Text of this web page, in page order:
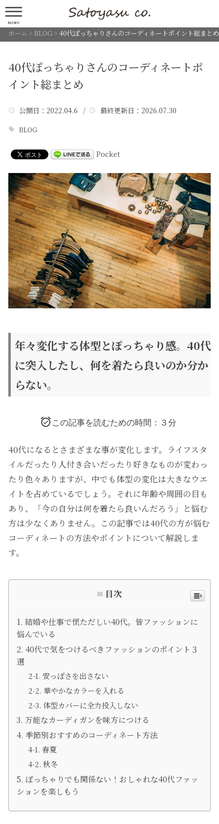
MENU
ホーム > BLOG> 40代ぽっちゃりさんのコーディネートポイント総まとめ
40代ぽっちゃりさんのコーディネートポ
イント総まとめ
公開日 ：2022.04.6 / 最終更新日 ：2026.07.30
BLOG
Pocket
年々変化する体型とぽっちゃり感。40代
に突入したし、何を着たら良いのか分か
らない。
この記事を読むための時間：３分
40代になるとさまざまな事が変化します。ライフスタ
イルだったり人付き合いだったり好きなものが変わっ
たり色々ありますが、中でも体型の変化は大きなウエ
イトを占めているでしょう。それに年齢や周囲の目も
あり、「今の自分は何を着たら良いんだろう」と悩む
方は少なくありません。この記事では40代の方が悩む
コーディネートの方法やポイントについて解説しま
す。
目次
結婚や仕事で慌ただしい40代。皆ファッションに
悩んでいる
40代で気をつけるべきファッションのポイント３
選
安っぽさを出さない
華やかなカラーを入れる
体型カバーに全力投入しない
万能なカーディガンを味方につける
季節別おすすめのコーディネート方法
春夏
秋冬
ぽっちゃりでも関係ない！おしゃれな40代ファッ
ションを楽しもう